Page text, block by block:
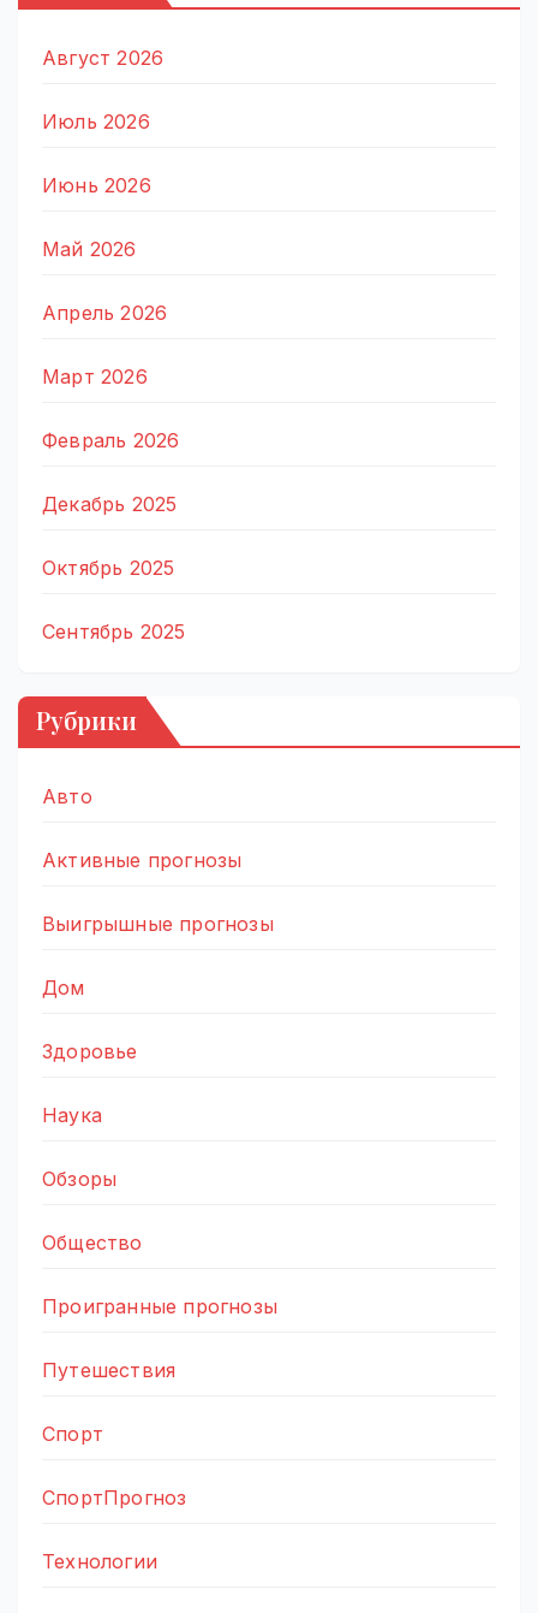
Август 2026
Июль 2026
Июнь 2026
Май 2026
Апрель 2026
Март 2026
Февраль 2026
Декабрь 2025
Октябрь 2025
Сентябрь 2025
Рубрики
Авто
Активные прогнозы
Выигрышные прогнозы
Дом
Здоровье
Наука
Обзоры
Общество
Проигранные прогнозы
Путешествия
Спорт
СпортПрогноз
Технологии